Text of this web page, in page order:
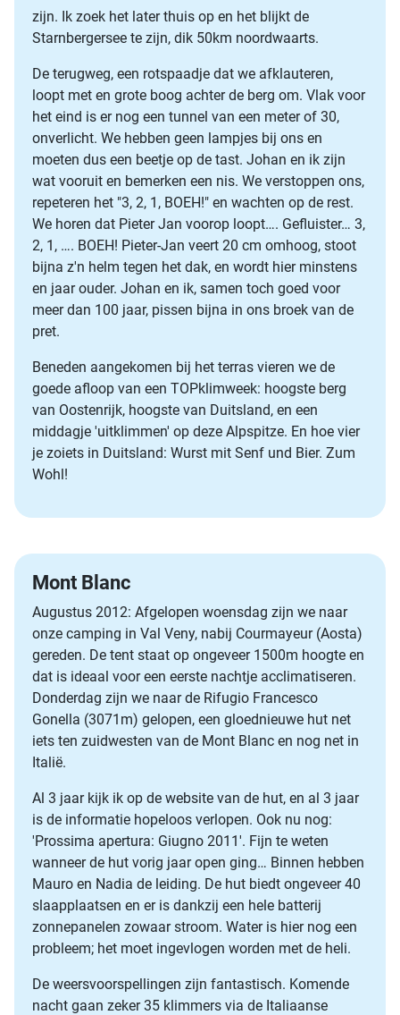
zijn. Ik zoek het later thuis op en het blijkt de
Starnbergersee te zijn, dik 50km noordwaarts.
De terugweg, een rotspaadje dat we afklauteren,
loopt met en grote boog achter de berg om. Vlak voor
het eind is er nog een tunnel van een meter of 30,
onverlicht. We hebben geen lampjes bij ons en
moeten dus een beetje op de tast. Johan en ik zijn
wat vooruit en bemerken een nis. We verstoppen ons,
repeteren het "3, 2, 1, BOEH!" en wachten op de rest.
We horen dat Pieter Jan voorop loopt…. Gefluister… 3,
2, 1, …. BOEH! Pieter-Jan veert 20 cm omhoog, stoot
bijna z'n helm tegen het dak, en wordt hier minstens
en jaar ouder. Johan en ik, samen toch goed voor
meer dan 100 jaar, pissen bijna in ons broek van de
pret.
Beneden aangekomen bij het terras vieren we de
goede afloop van een TOPklimweek: hoogste berg
van Oostenrijk, hoogste van Duitsland, en een
middagje 'uitklimmen' op deze Alpspitze. En hoe vier
je zoiets in Duitsland: Wurst mit Senf und Bier. Zum
Wohl!
Mont Blanc
Augustus 2012: Afgelopen woensdag zijn we naar
onze camping in Val Veny, nabij Courmayeur (Aosta)
gereden. De tent staat op ongeveer 1500m hoogte en
dat is ideaal voor een eerste nachtje acclimatiseren.
Donderdag zijn we naar de Rifugio Francesco
Gonella (3071m) gelopen, een gloednieuwe hut net
iets ten zuidwesten van de Mont Blanc en nog net in
Italië.
Al 3 jaar kijk ik op de website van de hut, en al 3 jaar
is de informatie hopeloos verlopen. Ook nu nog:
'Prossima apertura: Giugno 2011'. Fijn te weten
wanneer de hut vorig jaar open ging… Binnen hebben
Mauro en Nadia de leiding. De hut biedt ongeveer 40
slaapplaatsen en er is dankzij een hele batterij
zonnepanelen zowaar stroom. Water is hier nog een
probleem; het moet ingevlogen worden met de heli.
De weersvoorspellingen zijn fantastisch. Komende
nacht gaan zeker 35 klimmers via de Italiaanse